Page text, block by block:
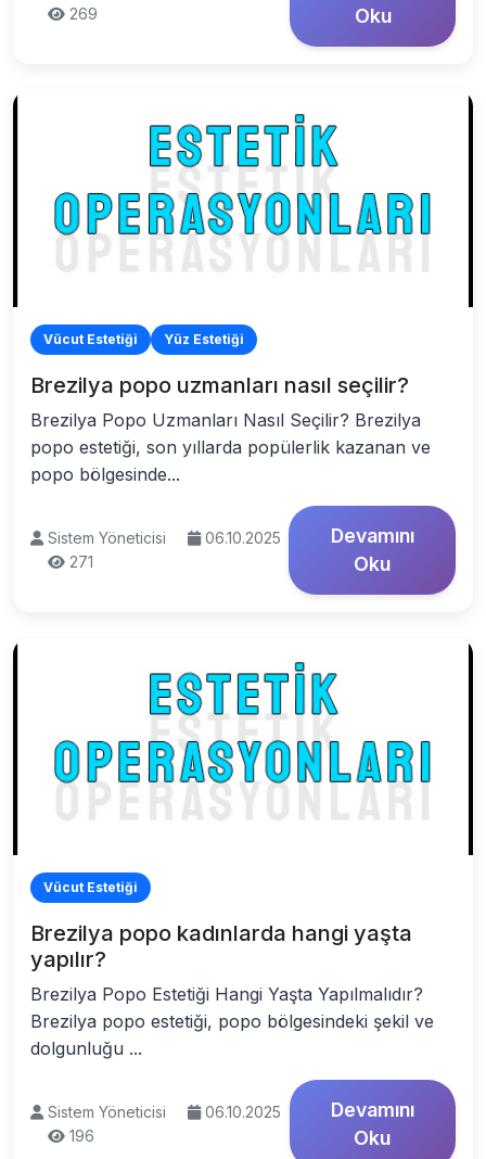
269
Oku
Vücut Estetiği Yüz Estetiği
Brezilya popo uzmanları nasıl seçilir?
Brezilya Popo Uzmanları Nasıl Seçilir? Brezilya
popo estetiği, son yıllarda popülerlik kazanan ve
popo bölgesinde...
Sistem Yöneticisi
06.10.2025
271
Devamını
Oku
Vücut Estetiği
Brezilya popo kadınlarda hangi yaşta
yapılır?
Brezilya Popo Estetiği Hangi Yaşta Yapılmalıdır?
Brezilya popo estetiği, popo bölgesindeki şekil ve
dolgunluğu ...
Sistem Yöneticisi
06.10.2025
196
Devamını
Oku